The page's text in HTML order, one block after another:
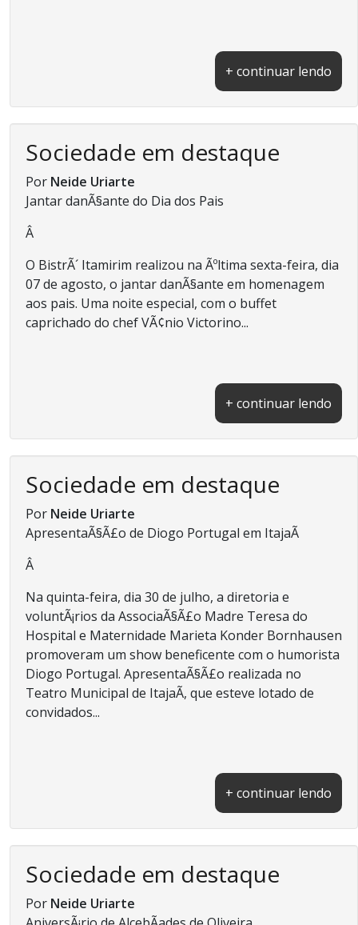
+ continuar lendo
Sociedade em destaque
Por Neide Uriarte
Jantar danÃ§ante do Dia dos Pais
Â
O BistrÃ´ Itamirim realizou na Ãºltima sexta-feira, dia
07 de agosto, o jantar danÃ§ante em homenagem
aos pais. Uma noite especial, com o buffet
caprichado do chef VÃ¢nio Victorino...
+ continuar lendo
Sociedade em destaque
Por Neide Uriarte
ApresentaÃ§Ã£o de Diogo Portugal em ItajaÃ­
Â
Na quinta-feira, dia 30 de julho, a diretoria e
voluntÃ¡rios da AssociaÃ§Ã£o Madre Teresa do
Hospital e Maternidade Marieta Konder Bornhausen
promoveram um show beneficente com o humorista
Diogo Portugal. ApresentaÃ§Ã£o realizada no
Teatro Municipal de ItajaÃ­, que esteve lotado de
convidados...
+ continuar lendo
Sociedade em destaque
Por Neide Uriarte